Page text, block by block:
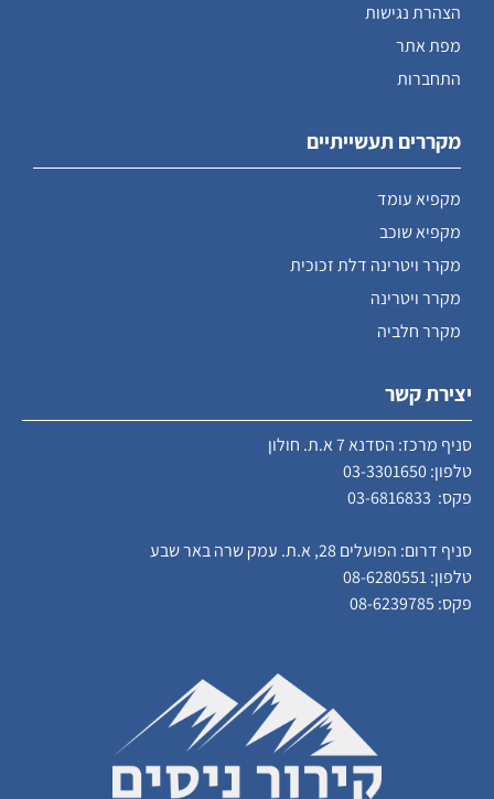
הצהרת נגישות
מפת אתר
התחברות
מקררים תעשייתיים
מקפיא עומד
מקפיא שוכב
מקרר ויטרינה דלת זכוכית
מקרר ויטרינה
מקרר חלביה
יצירת קשר
סניף מרכז: הסדנא 7 א.ת. חולון
טלפון:03-3301650
פקס: 03-6816833
סניף דרום: הפועלים 28, א.ת. עמק שרה באר שבע
טלפון:08-6280551
פקס: 08-6239785